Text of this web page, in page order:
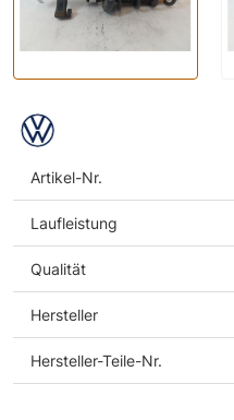
Artikel-Nr.
Laufleistung
Qualität
Hersteller
Hersteller-Teile-Nr.